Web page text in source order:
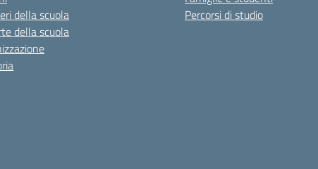
della scuola
della scuola
Percorsi di studio